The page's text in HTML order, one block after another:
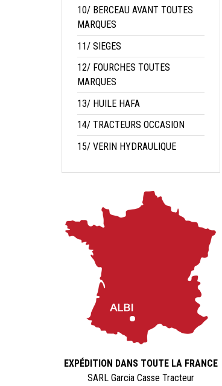
10/ BERCEAU AVANT TOUTES
MARQUES
11/ SIEGES
12/ FOURCHES TOUTES
MARQUES
13/ HUILE HAFA
14/ TRACTEURS OCCASION
15/ VERIN HYDRAULIQUE
EXPÉDITION DANS TOUTE LA FRANCE
SARL Garcia Casse Tracteur